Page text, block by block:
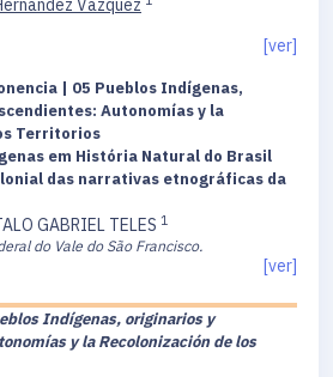
Vázquez
[ver]
| 05 Pueblos Indígenas,
Autonomías y la
Territorios
em História Natural do Brasil
das narrativas etnográficas da
GABRIEL TELES 1
do Vale do São Francisco.
[ver]
Indígenas, originarios y
y la Recolonización de los